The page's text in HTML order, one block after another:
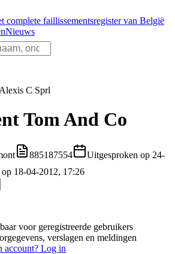
complete faillissementsregister van België
Nieuws
Alexis C Sprl
Tom And Co
885187554
Uitgesproken op 24-
18-04-2012, 17:26
voor geregistreerde gebruikers
verslagen en meldingen
account? Log in